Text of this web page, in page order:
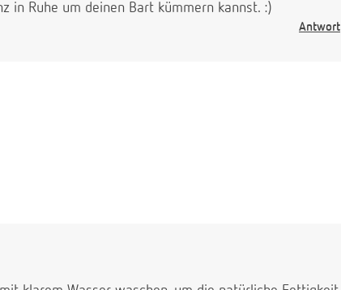
in Ruhe um deinen Bart kümmern kannst. :)
Antwort